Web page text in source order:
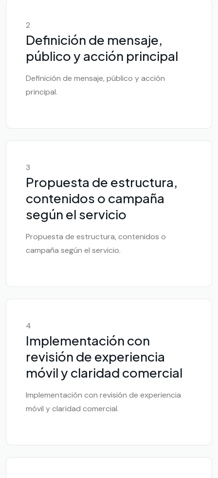
2
Definición de mensaje,
público y acción principal
Definición de mensaje, público y acción
principal.
3
Propuesta de estructura,
contenidos o campaña
según el servicio
Propuesta de estructura, contenidos o
campaña según el servicio.
4
Implementación con
revisión de experiencia
móvil y claridad comercial
Implementación con revisión de experiencia
móvil y claridad comercial.